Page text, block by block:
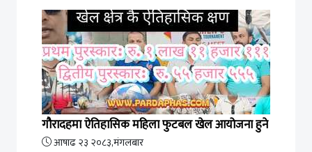
गौरादहमा ऐतिहासिक महिला फुटबल खेल आयोजना हुने
आषाढ २३ २०८३,मंगलबार